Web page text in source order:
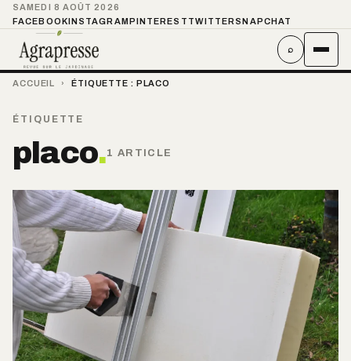
SAMEDI 8 AOÛT 2026
FACEBOOKINSTAGRAMPINTEREST TWITTER SNAPCHAT
⌕
ACCUEIL › ÉTIQUETTE : PLACO
ÉTIQUETTE
placo.1 ARTICLE